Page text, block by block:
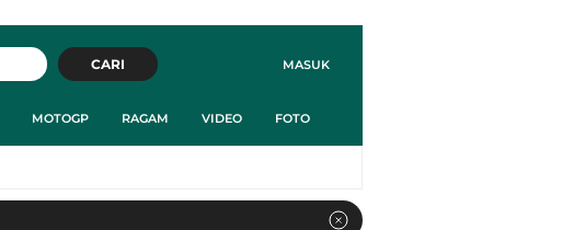
MASUK
CARI
MOTOGP RAGAM VIDEO FOTO